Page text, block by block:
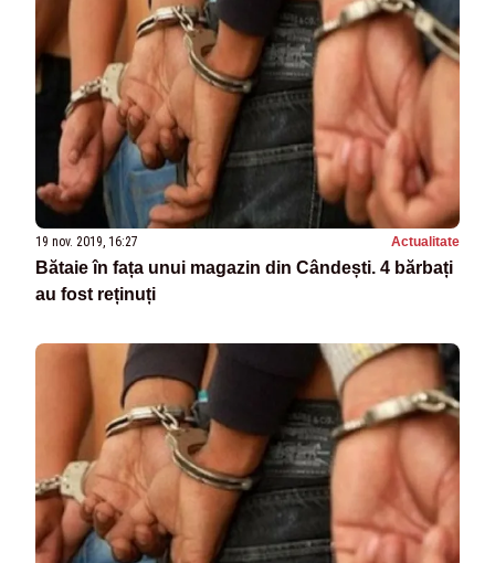
19 nov. 2019, 16:27 Actualitate
Bătaie în fața unui magazin din Cândești. 4 bărbați
au fost reținuți